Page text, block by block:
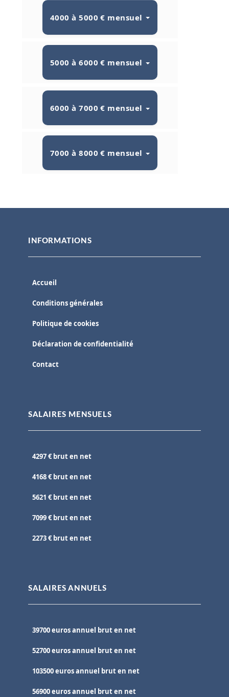
4000 à 5000 € mensuel
5000 à 6000 € mensuel
6000 à 7000 € mensuel
7000 à 8000 € mensuel
INFORMATIONS
Accueil
Conditions générales
Politique de cookies
Déclaration de confidentialité
Contact
SALAIRES MENSUELS
4297 € brut en net
4168 € brut en net
5621 € brut en net
7099 € brut en net
2273 € brut en net
SALAIRES ANNUELS
39700 euros annuel brut en net
52700 euros annuel brut en net
103500 euros annuel brut en net
56900 euros annuel brut en net